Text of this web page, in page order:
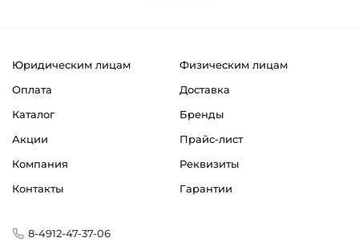
Юридическим лицам
Физическим лицам
Оплата
Доставка
Каталог
Бренды
Акции
Прайс-лист
Компания
Реквизиты
Контакты
Гарантии
8-4912-47-37-06